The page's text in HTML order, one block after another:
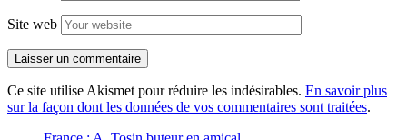
Site web
Ce site utilise Akismet pour réduire les indésirables. En savoir plus
sur la façon dont les données de vos commentaires sont traitées.